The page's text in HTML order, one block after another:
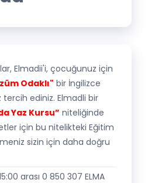
Elmadii'i, çocuğunuz için
Odaklı" bir İngilizce
tercih ediniz. Elmadli bir
Yaz Kursu” niteliğinde
için bu nitelikteki Eğitim
sizin için daha doğru
arası 0 850 307 ELMA